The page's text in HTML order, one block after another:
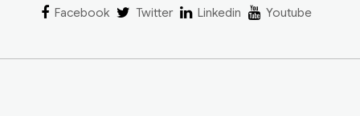
Facebook Twitter Linkedin Youtube